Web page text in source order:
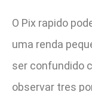
O Pix rapido
uma renda
ser confundido
observar tres